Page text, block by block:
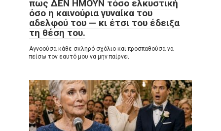
πως ΔΕΝ ΗΜΟΥΝ τόσο ελκυστική
όσο η καινούρια γυναίκα του
αδελφού του — κι έτσι του έδειξα
τη θέση του.
Αγνοούσα κάθε σκληρό σχόλιο και προσπαθούσα να
πείσω τον εαυτό μου να μην παίρνει